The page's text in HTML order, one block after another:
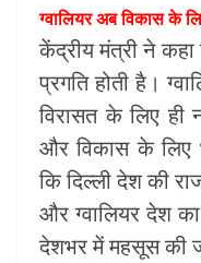
ग्वालियर अब विकास के
केंद्रीय मंत्री ने कहा
प्रगति होती है।
विरासत के लिए ही
और विकास के लिए
कि दिल्ली देश की
और ग्वालियर देश
देशभर में महसूस की